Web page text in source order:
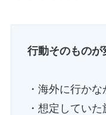
行動そのものが
・海外に行かな
・想定してい